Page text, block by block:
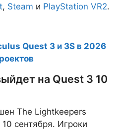
, Steam и PlayStation VR2.
Quest 3 и 3S в 2026
на Quest 3 10
The Lightkeepers
сентября. Игроки